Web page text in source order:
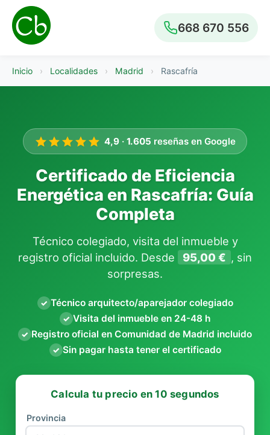
668 670 556
Inicio › Localidades › Madrid › Rascafría
4,9 · 1.605 reseñas en Google
Certificado de Eficiencia
Energética en Rascafría: Guía
Completa
Técnico colegiado, visita del inmueble y
registro oficial incluido. Desde
95,00 € , sin
sorpresas.
✓ Técnico arquitecto/aparejador colegiado
✓ Visita del inmueble en 24-48 h
✓ Registro oficial en Comunidad de Madrid incluido
✓ Sin pagar hasta tener el certificado
Calcula tu precio en 10 segundos
Provincia